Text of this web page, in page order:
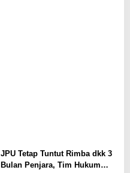
JPU Tetap Tuntut Rimba dkk 3
Bulan Penjara, Tim Hukum